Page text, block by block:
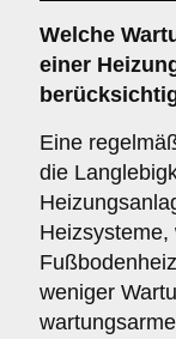
Welche
einer
Eine
die
weniger